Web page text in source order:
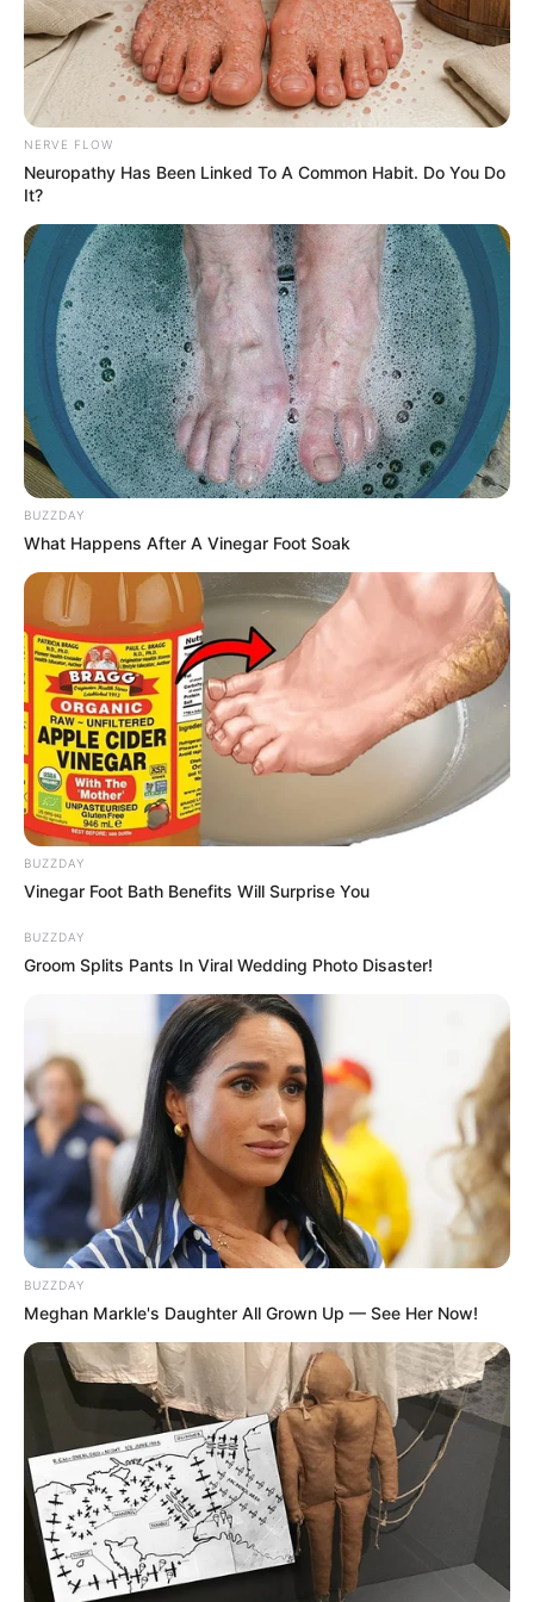
Jang Gyuri
4
fans love
VOTE
Tanggal Lahir:
27 Desember1997
Tempat Lahir:
, Korea Selatan
Umur:
28 Tahun
Profesi:
Aktris,Penyanyi
Jang Gyuri adalah seorang aktris Korea Selatan dan mantan
anggota grup vokal perempuan fromis 9. Ia mulai dikenal saat
berpartisipasi dalam acara
Idol School (2017) di Mnet.
NERVE FLOW
Neuropathy Has Been Linked To A Common Habit. Do You Do
It?
BUZZDAY
What Happens After A Vinegar Foot Soak
BUZZDAY
Vinegar Foot Bath Benefits Will Surprise You
BUZZDAY
Groom Splits Pants In Viral Wedding Photo Disaster!
BUZZDAY
Meghan Markle's Daughter All Grown Up — See Her Now!